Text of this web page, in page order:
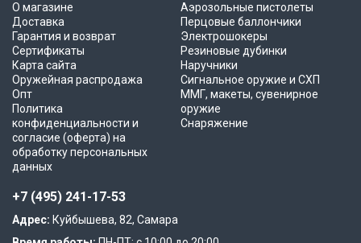
О магазине
Доставка
Гарантия и возврат
Сертификаты
Карта сайта
Оружейная распродажа
Опт
Политика
конфиденциальности и
согласие (оферта) на
обработку персональных
данных
Аэрозольные пистолеты
Перцовые баллончики
Электрошокеры
Резиновые дубинки
Наручники
Сигнальное оружие и СХП
ММГ, макеты, сувенирное
оружие
Снаряжение
+7 (495) 241-17-53
Адрес: Куйбышева, 82, Самара